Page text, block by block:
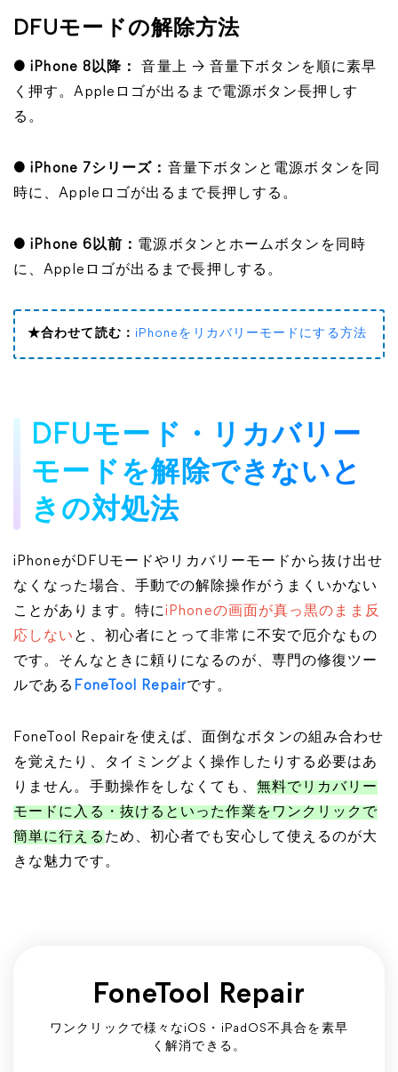
DFUモードの解除方法
● iPhone 8以降：
音量上 → 音量下ボタンを順に素早
く押す。Appleロゴが出るまで電源ボタン長押しす
る。
● iPhone 7シリーズ： 音量下ボタンと電源ボタンを同
時に、Appleロゴが出るまで長押しする。
● iPhone 6以前： 電源ボタンとホームボタンを同時
に、Appleロゴが出るまで長押しする。
★合わせて読む： iPhoneをリカバリーモードにする方法
DFUモード・リカバリー
モードを解除できないと
きの対処法
iPhoneがDFUモードやリカバリーモードから抜け出せ
なくなった場合、手動での解除操作がうまくいかない
ことがあります。特にiPhoneの画面が真っ黒のまま反
応しない と、初心者にとって非常に不安で厄介なもの
です。そんなときに頼りになるのが、専門の修復ツー
ルである FoneTool Repairです。
FoneTool Repairを使えば、面倒なボタンの組み合わせ
を覚えたり、タイミングよく操作したりする必要はあ
りません。手動操作をしなくても、 無料でリカバリー
モードに入る・抜けるといった作業をワンクリックで
簡単に行える ため、初心者でも安心して使えるのが大
きな魅力です。
FoneTool Repair
ワンクリックで様々なiOS・iPadOS不具合を素早
く解消できる。